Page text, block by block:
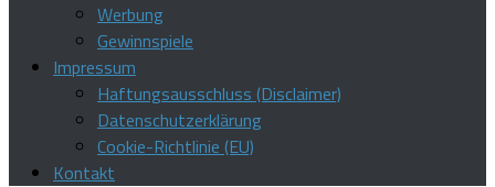
Werbung
Gewinnspiele
Impressum
Haftungsausschluss (Disclaimer)
Datenschutzerklärung
Cookie-Richtlinie (EU)
Kontakt